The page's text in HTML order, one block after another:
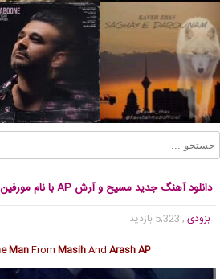
دانلود آهنگ جدید مسیح و آرش AP با نام مورفین من
بزودی , 5,323 بازدید
ManFrom MasihAnd Arash AP